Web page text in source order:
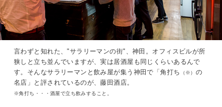
言わずと知れた、"サラリーマンの街"、神田。オフィスビルが所
狭しと立ち並んでいますが、実は居酒屋も同じくらいあるんで
す。そんなサラリーマンと飲み屋が集う神田で「角打ち
（※） の
名店」と評されているのが、藤田酒店。
※角打ち・・・酒屋で立ち飲みすること。